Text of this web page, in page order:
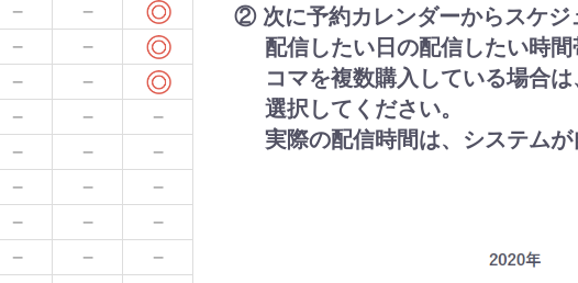
② 次に予約カレンダーからスケジ
配信したい日の配信したい時間
コマを複数購入している場合
選択してください。
実際の配信時間は、システムが